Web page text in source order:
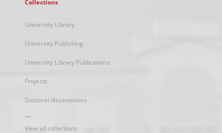
Collections
University Library
University Publishing
University Library Publications
Projects
Doctoral dissertations
...
View all collections